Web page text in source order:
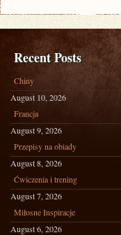
Recent Posts
Chiny
August 10, 2026
Francja
August 9, 2026
Przepisy na obiady
August 8, 2026
Ćwiczenia i trening
August 7, 2026
Miłosne Inspiracje
August 6, 2026